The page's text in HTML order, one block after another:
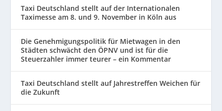
Taxi Deutschland stellt auf der Internationalen
Taximesse am 8. und 9. November in Köln aus
Die Genehmigungspolitik für Mietwagen in den
Städten schwächt den ÖPNV und ist für die
Steuerzahler immer teurer – ein Kommentar
Taxi Deutschland stellt auf Jahrestreffen Weichen für
die Zukunft